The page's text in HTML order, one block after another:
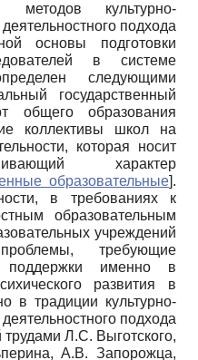
культурно-
подхода
основы подготовки
в системе
следующими
государственный
общего образования
коллективы школ на
которая носит
характер
образовательные].
в требованиях к
образовательным
учреждений
требующие
поддержки именно в
развития в
в традиции культурно-
подхода
Л.С. Выготского,
А.В. Запорожца,